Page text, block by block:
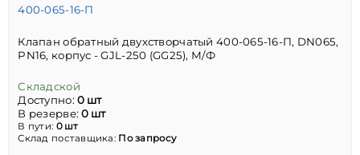
400-065-16-П
Клапан обратный двухстворчатый 400-065-16-П, DN065,
PN16, корпус - GJL-250 (GG25), М/Ф
Складской
Доступно:0 шт
В резерве:0 шт
В пути: 0 шт
Склад поставщика: По запросу